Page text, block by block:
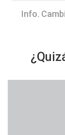
Info.